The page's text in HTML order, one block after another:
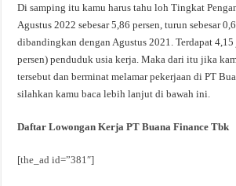
Di samping itu kamu harus tahu loh Tingkat
Agustus 2022 sebesar 5,86 persen, turun sebesar
dibandingkan dengan Agustus 2021. Terdapat
persen) penduduk usia kerja. Maka dari itu jika
tersebut dan berminat melamar pekerjaan di PT
silahkan kamu baca lebih lanjut di bawah ini.
Daftar Lowongan Kerja PT Buana Finance Tbk
[the_ad id=”381″]